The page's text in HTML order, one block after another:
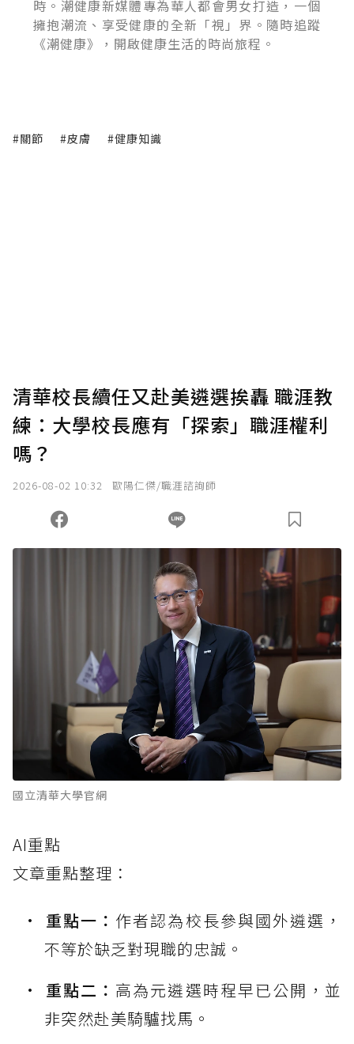
時。潮健康新媒體專為華人都會男女打造，一個
擁抱潮流、享受健康的全新「視」界。隨時追蹤
《潮健康》，開啟健康生活的時尚旅程。
#關節 #皮膚 #健康知識
清華校長續任又赴美遴選挨轟 職涯教
練：大學校長應有「探索」職涯權利
嗎？
2026-08-02 10:32 歐陽仁傑/職涯諮詢師
國立清華大學官網
AI重點
文章重點整理：
重點一： 作者認為校長參與國外遴選，
不等於缺乏對現職的忠誠。
重點二： 高為元遴選時程早已公開，並
非突然赴美騎驢找馬。